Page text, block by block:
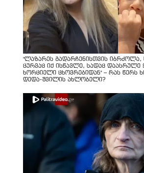
"ლაზარეს გადარჩენისთვის იბრძოლა,
ცურვაც იქ ისწავლე, სადაც დაასრულე
ხორციელი ცხოვრებიდან" – რას წერს
დედა-შვილის ახლობელი?